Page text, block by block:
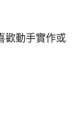
歡動手實作或